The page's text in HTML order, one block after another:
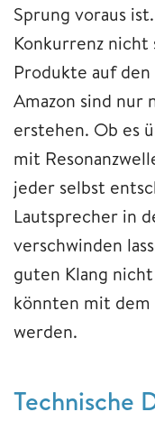
Sprung voraus
Konkurrenz nicht
Produkte auf
Amazon sind nur
erstehen. Ob es
mit
jeder selbst
Lautsprecher in
verschwinden
guten Klang
könnten mit dem
werden.
Technische